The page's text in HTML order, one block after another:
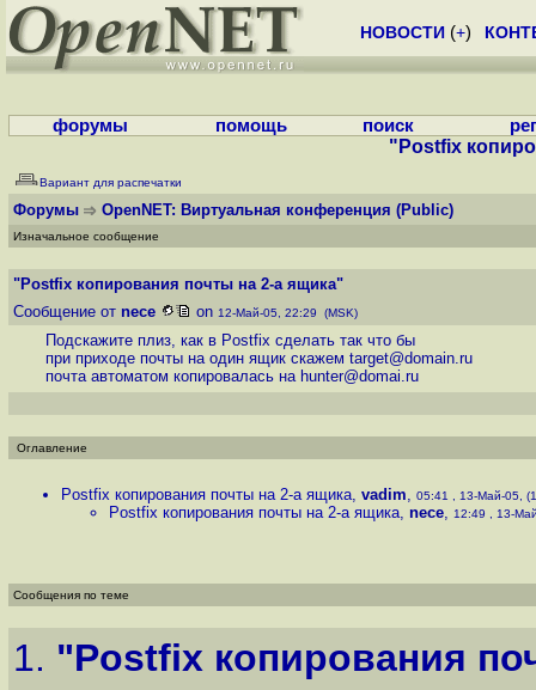
НОВОСТИ (+)
форумы помощь поиск
"Postfix
Вариант для распечатки
Форумы OpenNET: Виртуальная конференция (Public)
Изначальное сообщение
"Postfix копирования почты на 2-а ящика"
Сообщение от nece on 12-Май-05, 22:29 (MSK)
Подскажите плиз, как в Postfix сделать так что бы
при приходе почты на один ящик скажем target@domain.ru
почта автоматом копировалась на hunter@domai.ru
Оглавление
Postfix копирования почты на 2-а ящика, vadim, 05:41 , 13-Май-05,
Postfix копирования почты на 2-а ящика, nece, 12:49 , 13-
Сообщения по теме
1. "Postfix копирования